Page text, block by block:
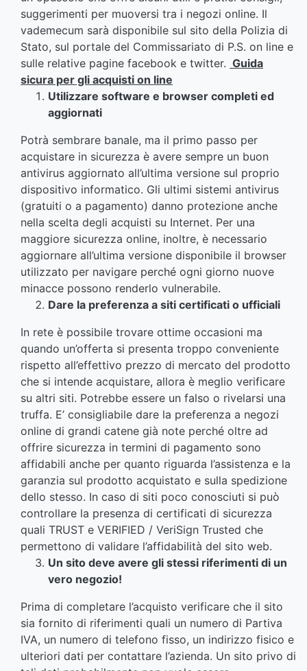
suggerimenti per muoversi tra i negozi online. Il
vademecum sarà disponibile sul sito della Polizia di
Stato, sul portale del Commissariato di P.S. on line e
sulle relative pagine facebook e twitter. Guida
sicura per gli acquisti on line
Utilizzare software e browser completi ed
aggiornati
Potrà sembrare banale, ma il primo passo per
acquistare in sicurezza è avere sempre un buon
antivirus aggiornato all’ultima versione sul proprio
dispositivo informatico. Gli ultimi sistemi antivirus
(gratuiti o a pagamento) danno protezione anche
nella scelta degli acquisti su Internet. Per una
maggiore sicurezza online, inoltre, è necessario
aggiornare all’ultima versione disponibile il browser
utilizzato per navigare perché ogni giorno nuove
minacce possono renderlo vulnerabile.
Dare la preferenza a siti certificati o ufficiali
In rete è possibile trovare ottime occasioni ma
quando un’offerta si presenta troppo conveniente
rispetto all’effettivo prezzo di mercato del prodotto
che si intende acquistare, allora è meglio verificare
su altri siti. Potrebbe essere un falso o rivelarsi una
truffa. E’ consigliabile dare la preferenza a negozi
online di grandi catene già note perché oltre ad
offrire sicurezza in termini di pagamento sono
affidabili anche per quanto riguarda l’assistenza e la
garanzia sul prodotto acquistato e sulla spedizione
dello stesso. In caso di siti poco conosciuti si può
controllare la presenza di certificati di sicurezza
quali TRUST e VERIFIED / VeriSign Trusted che
permettono di validare l’affidabilità del sito web.
Un sito deve avere gli stessi riferimenti di un
vero negozio!
Prima di completare l’acquisto verificare che il sito
sia fornito di riferimenti quali un numero di Partiva
IVA, un numero di telefono fisso, un indirizzo fisico e
ulteriori dati per contattare l’azienda. Un sito privo di